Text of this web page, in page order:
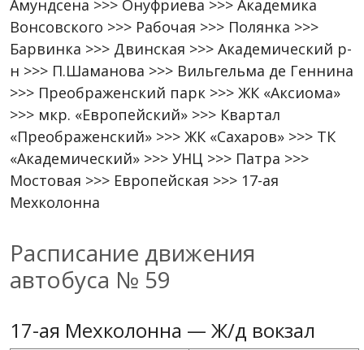
Амундсена >>> Онуфриева >>> Академика
Вонсовского >>> Рабочая >>> Полянка >>>
Барвинка >>> Двинская >>> Академический р-
н >>> П.Шаманова >>> Вильгельма де Геннина
>>> Преображенский парк >>> ЖК «Аксиома»
>>> мкр. «Европейский» >>> Квартал
«Преображенский» >>> ЖК «Сахаров» >>> ТК
«Академический» >>> УНЦ >>> Патра >>>
Мостовая >>> Европейская >>> 17-ая
Мехколонна
Расписание движения
автобуса № 59
17-ая Мехколонна — Ж/д вокзал